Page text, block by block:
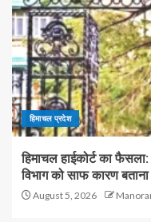
हिमाचल प्रदेश
हिमाचल हाईकोर्ट का
विभाग को साफ कारण बताना
August 5, 2026